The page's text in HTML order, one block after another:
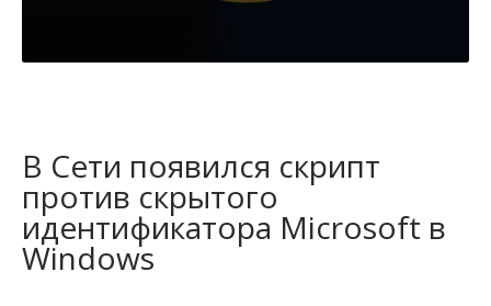
В Сети появился скрипт
против скрытого
идентификатора Microsoft в
Windows